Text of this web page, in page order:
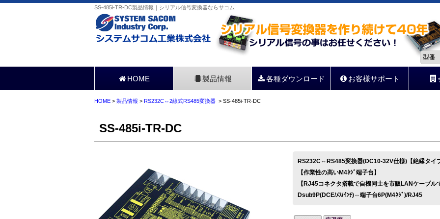
SS-485i-TR-DC製品情報｜シリアル信号変換器ならサコム
HOME 製品情報 各種ダウンロード お客様サポート
HOME > 製品情報 > RS232C⇔2線式RS485変換器 > SS-485i-TR-DC
SS-485i-TR-DC
RS232C⇔RS485変換器(DC10-32V仕様)【絶縁タイプ
【作業性の高いM4ﾈｼﾞ端子台】
【RJ45コネクタ搭載で自機同士を市販LANケーブル
Dsub9P(DCE/ﾒｽ/ｲﾝﾁ)⇔端子台6P(M4ﾈｼﾞ)/RJ45